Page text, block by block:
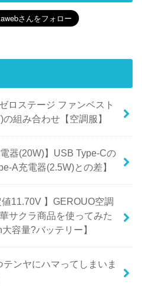
ロステージ ファンベスト
組み合わせ【空調服】
器(20W)】USB Type-Cの
A充電器(2.5W)との差】
11.70V 】GEROUO空調
サクラ商品を使ってみた
容量?バッテリー】
テンヤにハマってしまいま